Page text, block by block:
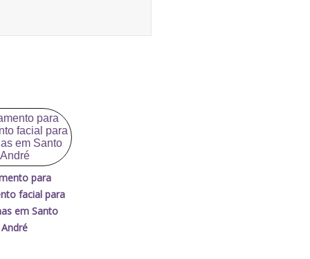
para
facial para
em Santo
André